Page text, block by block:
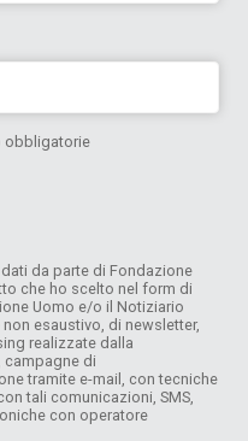
obbligatorie
da parte di Fondazione
che ho scelto nel form di
Uomo e/o il Notiziario
esaustivo, di newsletter,
realizzate dalla
campagne di
tramite e-mail, con tecniche
tali comunicazioni, SMS,
con operatore